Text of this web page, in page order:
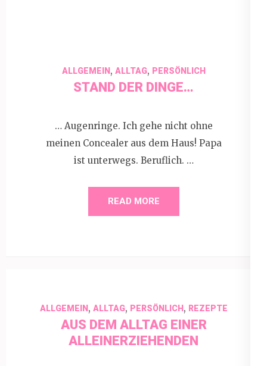
ALLGEMEIN, ALLTAG, PERSÖNLICH
STAND DER DINGE…
… Augenringe. Ich gehe nicht ohne
meinen Concealer aus dem Haus! Papa
ist unterwegs. Beruflich. …
READ MORE
ALLGEMEIN, ALLTAG, PERSÖNLICH, REZEPTE
AUS DEM ALLTAG EINER
ALLEINERZIEHENDEN